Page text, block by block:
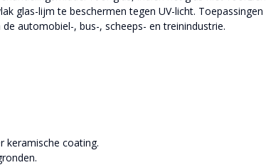
glas-lijm te beschermen tegen UV-licht. Toepassingen
automobiel-, bus-, scheeps- en treinindustrie.
keramische coating.